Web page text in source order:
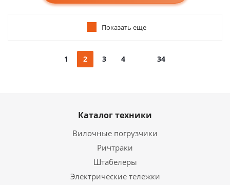
Показать еще
1 2 3 4 34
Каталог техники
Вилочные погрузчики
Ричтраки
Штабелеры
Электрические тележки